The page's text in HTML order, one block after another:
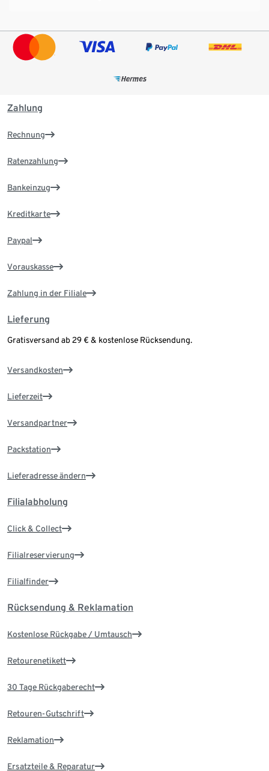
Zahlung
Rechnung
Ratenzahlung
Bankeinzug
Kreditkarte
Paypal
Vorauskasse
Zahlung in der Filiale
Lieferung
Gratisversand ab 29 € & kostenlose Rücksendung.
Versandkosten
Lieferzeit
Versandpartner
Packstation
Lieferadresse ändern
Filialabholung
Click & Collect
Filialreservierung
Filialfinder
Rücksendung & Reklamation
Kostenlose Rückgabe / Umtausch
Retourenetikett
30 Tage Rückgaberecht
Retouren-Gutschrift
Reklamation
Ersatzteile & Reparatur